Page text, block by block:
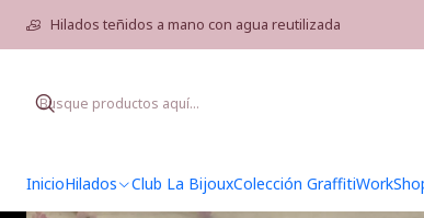
InicioHilados Club La BijouxColección Graffiti
Hilados teñidos a mano con agua reutilizada